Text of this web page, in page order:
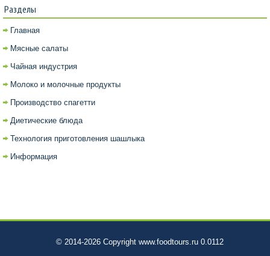
Разделы
Главная
Мясные салаты
Чайная индустрия
Молоко и молочные продукты
Производство спагетти
Диетические блюда
Технология приготовления шашлыка
Информация
© 2014-2026 Copyright www.foodtours.ru 0.0112